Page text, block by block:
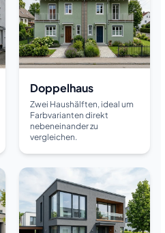
Doppelhaus
Zwei Haushälften, ideal um
Farbvarianten direkt
nebeneinander zu
vergleichen.